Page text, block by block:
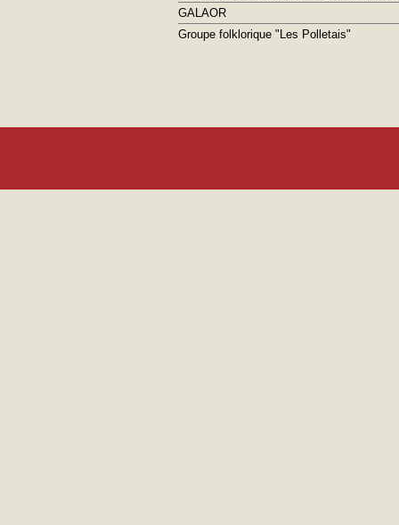
GALAOR
Groupe folklorique "Les Polletais"